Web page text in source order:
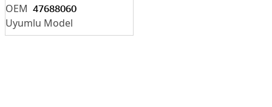
47688060
47688060